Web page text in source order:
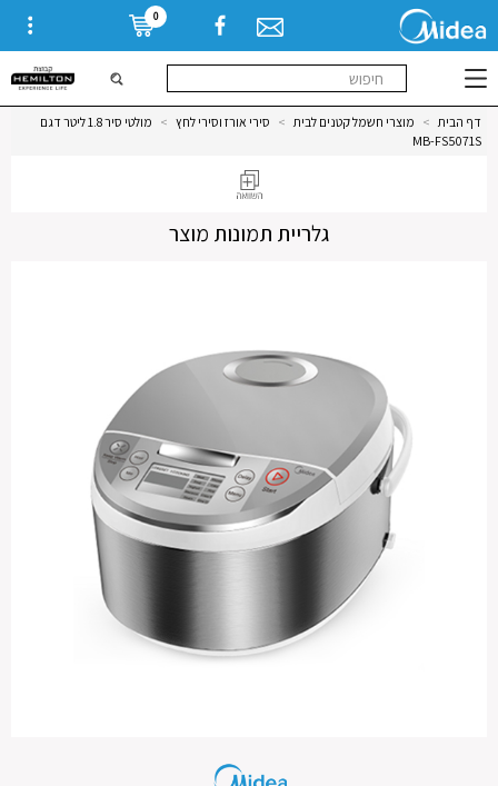
0
דף הבית > מוצרי חשמל קטנים לבית > סירי אורז וסירי לחץ >
מולטי סיר 1.8 ליטר דגם
MB-FS5071S
גלריית תמונות מוצר